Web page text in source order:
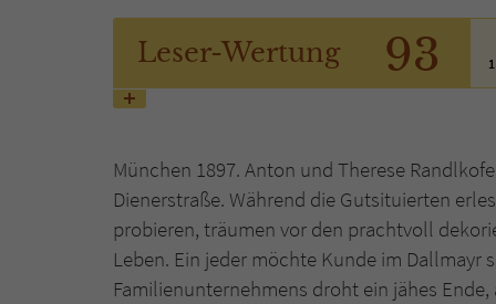
Leser-Wertung 93
1
München 1897. Anton und Therese
Dienerstraße. Während die Gutsituierten
probieren, träumen vor den prachtvoll
Leben. Ein jeder möchte Kunde im Dallmayr
Familienunternehmens droht ein jähes